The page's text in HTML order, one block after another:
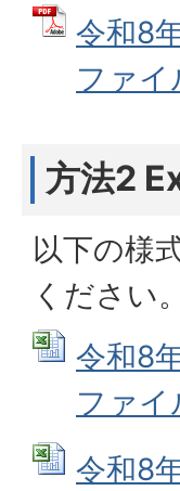
令和8
ファイ
方法2
以下の様
ください。
令和8
ファイ
令和8